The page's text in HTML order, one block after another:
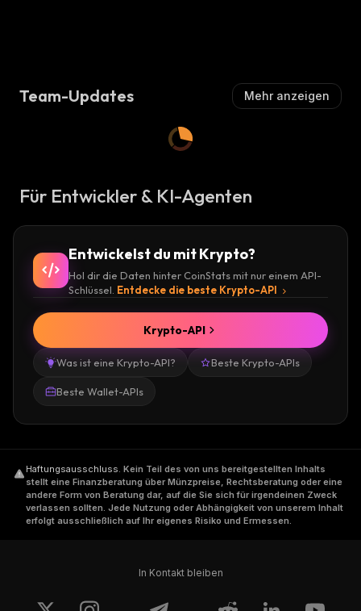
Team-Updates Mehr anzeigen
Für Entwickler & KI-Agenten
Entwickelst du mit Krypto?
Hol dir die Daten hinter CoinStats mit nur einem API-
Schlüssel. Entdecke die beste Krypto-API
Was ist eine Krypto-API? Beste Krypto-APIs
Beste Wallet-APIs
Krypto-API
Haftungsausschluss. Kein Teil des von uns bereitgestellten Inhalts
stellt eine Finanzberatung über Münzpreise, Rechtsberatung oder eine
andere Form von Beratung dar, auf die Sie sich für irgendeinen Zweck
verlassen sollten. Jede Nutzung oder Abhängigkeit von unserem Inhalt
erfolgt ausschließlich auf Ihr eigenes Risiko und Ermessen.
In Kontakt bleiben